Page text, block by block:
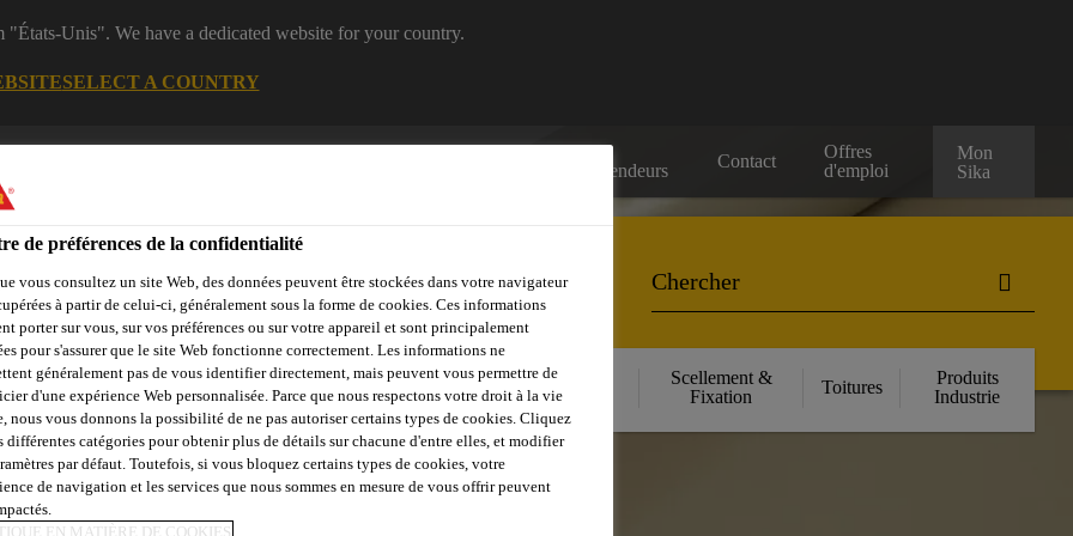
Unis". We have a dedicated website for your country.
SELECT A COUNTRY
B2B
Nos
Revendeurs
Contact
Offres
d'emploi
Mon
Sika
Parois &
Balcons
Sols
Collage &
Jointoiement
Béton
Renforcement
Structurel
Scellement &
Fixation
Toitures
Produits
Industrie
de préférences de la confidentialité
vous consultez un site Web, des données peuvent être stockées dans votre navigateur
à partir de celui-ci, généralement sous la forme de cookies. Ces informations
porter sur vous, sur vos préférences ou sur votre appareil et sont principalement
pour s'assurer que le site Web fonctionne correctement. Les informations ne
généralement pas de vous identifier directement, mais peuvent vous permettre de
d'une expérience Web personnalisée. Parce que nous respectons votre droit à la vie
nous vous donnons la possibilité de ne pas autoriser certains types de cookies. Cliquez
différentes catégories pour obtenir plus de détails sur chacune d'entre elles, et modifier
par défaut. Toutefois, si vous bloquez certains types de cookies, votre
de navigation et les services que nous sommes en mesure de vous offrir peuvent
EN MATIÈRE DE COOKIES